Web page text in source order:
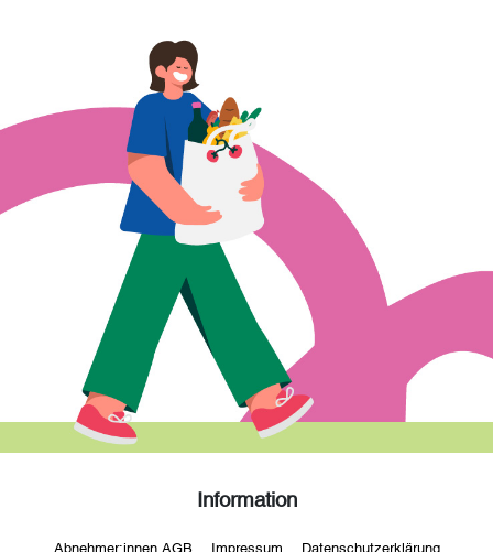
Information
Abnehmer:innen AGB Impressum Datenschutzerklärung